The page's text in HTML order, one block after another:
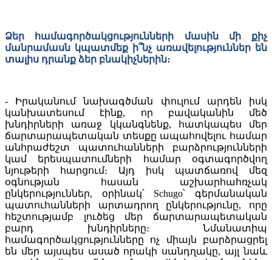
Ձեր համագործակցությունների մասին մի քիչ
մանրամասն կպատմեք ի՞նչ առավելություններ են
տալիս դրանք ձեր բնակիչներին։
- Իրականում նախագծման փուլում արդեն իսկ
կանխատեսում էինք, որ բավականին մեծ
խնդիրների առաջ կկանգնենք, հատկապես մեր
ճարտարապետական տեսքը ապահովելու համար
անհրաժեշտ պատուհանների բարձրությունների
կամ երեսպատումների համար օգտագործվող
նյութերի հարցում։ Այդ իսկ պատճառով մեզ
օգնության հասան աշխարհահռչակ
ընկերություններ, օրինակ՝ Schugo՝ գերմանական
պատուհանների արտադրող ընկերությունը, որը
հեշտությամբ լուծեց մեր ճարտարապետական
բարդ խնդիրները։ Նմանատիպ
համագործակցությունները ոչ միայն բարձրացրել
են մեր այսպես ասած որակի սանդղակը, այլ նաև